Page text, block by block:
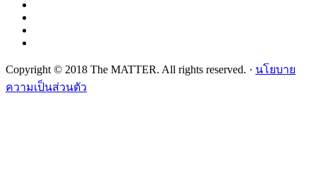
Copyright © 2018 The MATTER. All rights reserved. · นโยบาย
ความเป็นส่วนตัว